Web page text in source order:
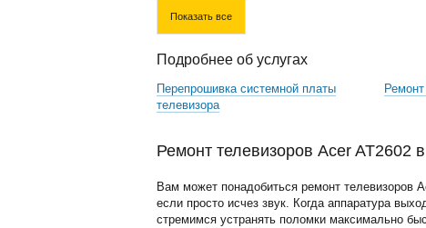
Показать все
Подробнее об услугах
Перепрошивка системной платы
телевизора
Ремонт телевизоров Acer AT2602
Вам может понадобиться ремонт телевизоров
если просто исчез звук. Когда аппаратура
стремимся устранять поломки максимально